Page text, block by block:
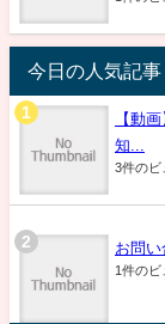
今日の人気記事
【動
知...
3件のビ
お問
1件のビ